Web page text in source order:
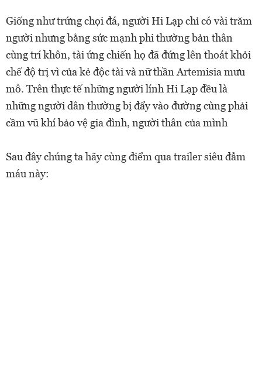
Giống như trứng chọi đá, người Hi Lạp chỉ có vài trăm
người nhưng bằng sức mạnh phi thường bản thân
cùng trí khôn, tài ứng chiến họ đã đứng lên thoát khỏi
chế độ trị vì của kẻ độc tài và nữ thần Artemisia mưu
mô. Trên thực tế những người lính Hi Lạp đều là
những người dân thường bị đẩy vào đường cùng phải
cầm vũ khí bảo vệ gia đình, người thân của mình
Sau đây chúng ta hãy cùng điểm qua trailer siêu đẫm
máu này: